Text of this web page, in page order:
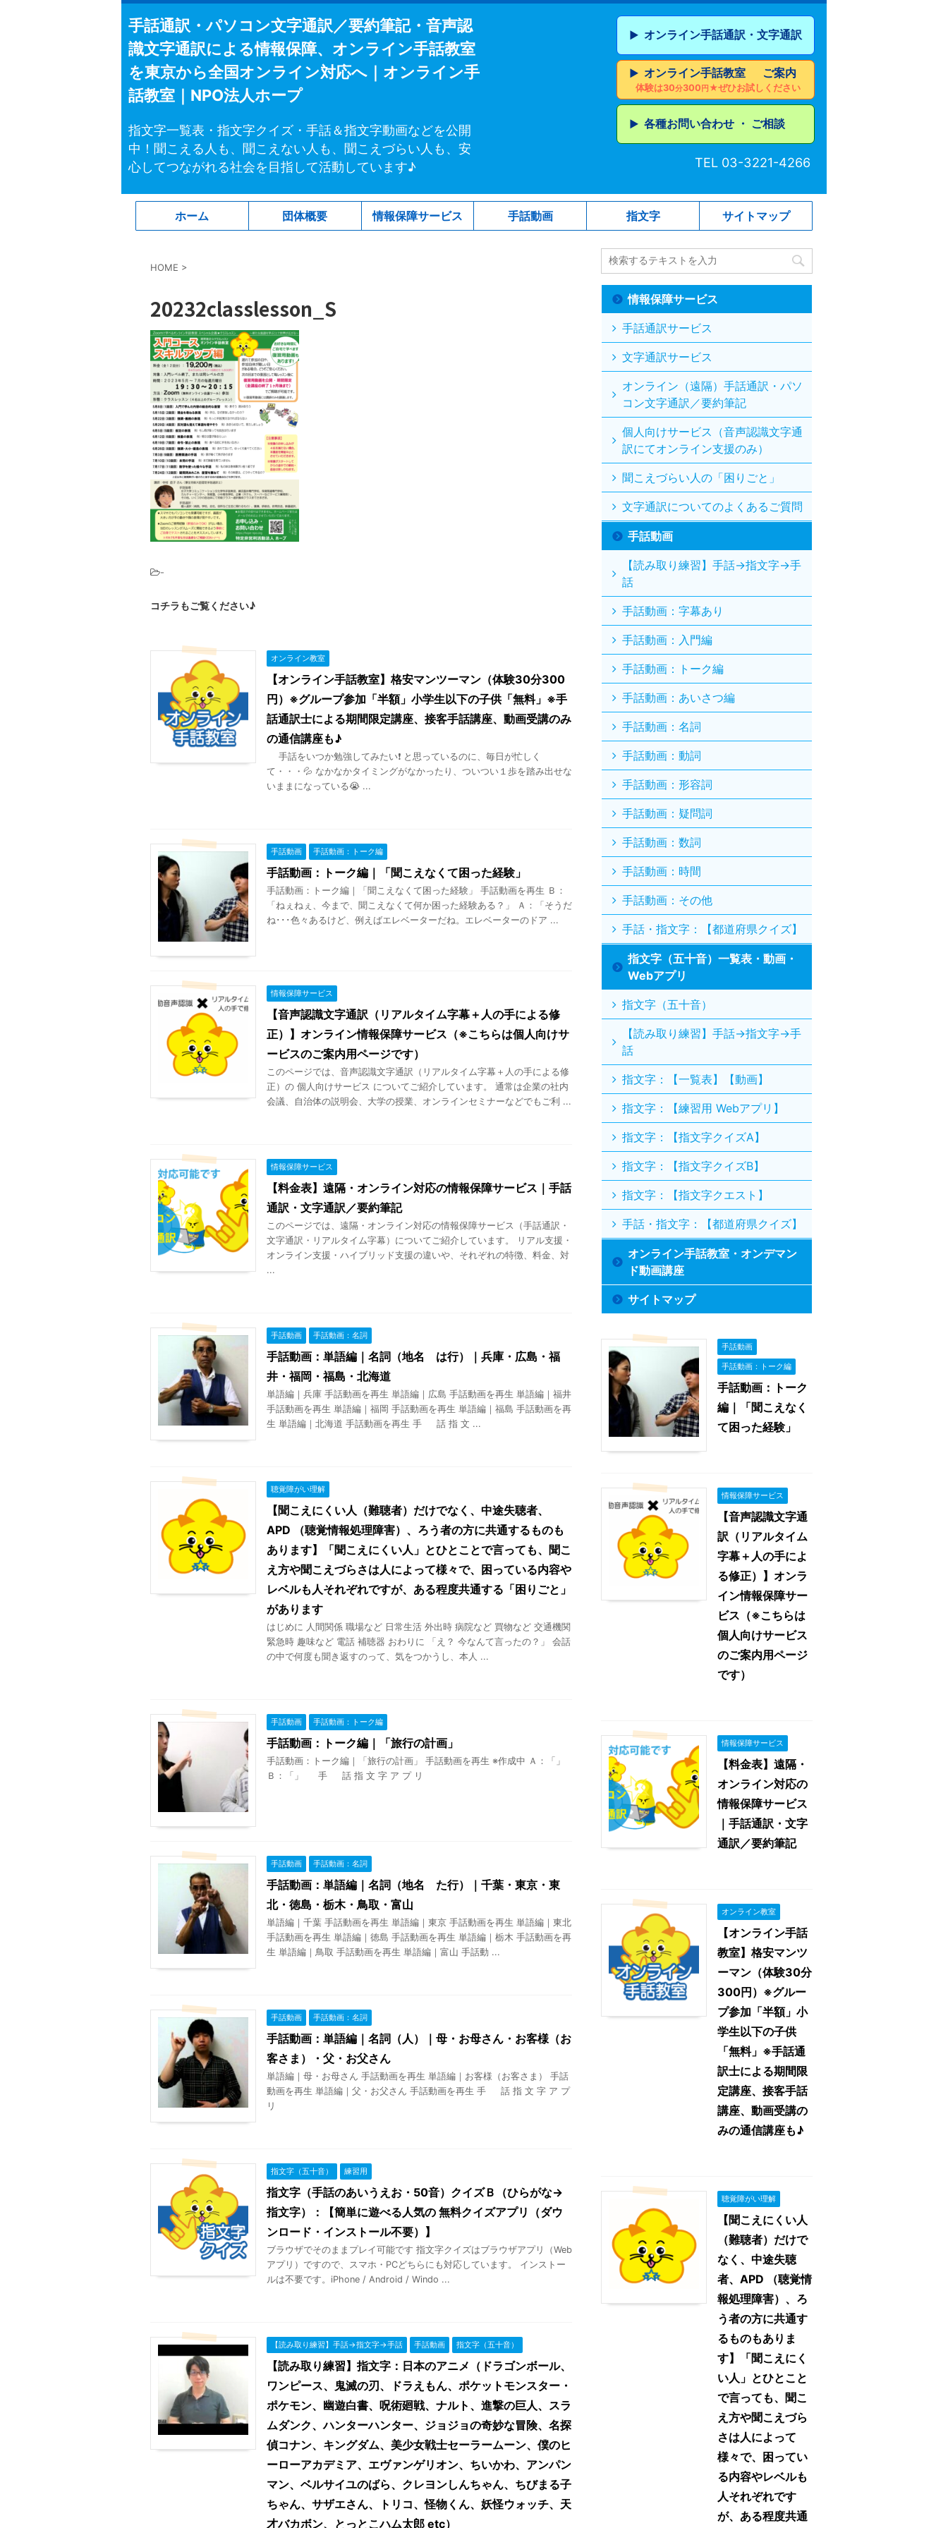
手話通訳・パソコン文字通訳／要約筆記・音声認
識文字通訳による情報保障、オンライン手話教室
を東京から全国オンライン対応へ｜オンライン手
話教室｜NPO法人ホープ
指文字一覧表・指文字クイズ・手話＆指文字動画などを公開
中！聞こえる人も、聞こえない人も、聞こえづらい人も、安
心してつながれる社会を目指して活動しています♪
▶︎ オンライン手話通訳・文字通訳
▶︎ オンライン手話教室 ご案内
体験は30分300円★ぜひお試しください
▶︎ 各種お問い合わせ ・ ご相談
TEL 03-3221-4266
ホーム 団体概要 情報保障サービス 手話動画 指文字 サイトマップ
HOME >
20232classlesson_S
-
コチラもご覧ください♪
オンライン教室
【オンライン手話教室】格安マンツーマン（体験30分300
円）※グループ参加「半額」小学生以下の子供「無料」※手
話通訳士による期間限定講座、接客手話講座、動画受講のみ
の通信講座も♪
手話をいつか勉強してみたい❗ と思っているのに、毎日が忙しく
て・・・💦 なかなかタイミングがなかったり、ついつい１歩を踏み出せな
いままになっている😭 ...
手話動画 手話動画：トーク編
手話動画：トーク編｜「聞こえなくて困った経験」
手話動画：トーク編｜「聞こえなくて困った経験」 手話動画を再生 Ｂ：
「ねぇねぇ、今まで、聞こえなくて何か困った経験ある？」 Ａ：「そうだ
ね･･･色々あるけど、例えばエレベーターだね。エレベーターのドア ...
情報保障サービス
【音声認識文字通訳（リアルタイム字幕＋人の手による修
正）】オンライン情報保障サービス（※こちらは個人向けサ
ービスのご案内用ページです）
このページでは、音声認識文字通訳（リアルタイム字幕＋人の手による修
正）の 個人向けサービス についてご紹介しています。 通常は企業の社内
会議、自治体の説明会、大学の授業、オンラインセミナーなどでもご利 ...
情報保障サービス
【料金表】遠隔・オンライン対応の情報保障サービス｜手話
通訳・文字通訳／要約筆記
このページでは、遠隔・オンライン対応の情報保障サービス（手話通訳・
文字通訳・リアルタイム字幕）についてご紹介しています。 リアル支援・
オンライン支援・ハイブリッド支援の違いや、それぞれの特徴、料金、対
...
手話動画 手話動画：名詞
手話動画：単語編｜名詞（地名 は行）｜兵庫・広島・福
井・福岡・福島・北海道
単語編｜兵庫 手話動画を再生 単語編｜広島 手話動画を再生 単語編｜福井
手話動画を再生 単語編｜福岡 手話動画を再生 単語編｜福島 手話動画を再
生 単語編｜北海道 手話動画を再生 手 話 指 文 ...
聴覚障がい理解
【聞こえにくい人（難聴者）だけでなく、中途失聴者、
APD （聴覚情報処理障害）、ろう者の方に共通するものも
あります】「聞こえにくい人」とひとことで言っても、聞こ
え方や聞こえづらさは人によって様々で、困っている内容や
レベルも人それぞれですが、ある程度共通する「困りごと」
があります
はじめに 人間関係 職場など 日常生活 外出時 病院など 買物など 交通機関
緊急時 趣味など 電話 補聴器 おわりに 「え？ 今なんて言ったの？」 会話
の中で何度も聞き返すのって、気をつかうし、本人 ...
手話動画 手話動画：トーク編
手話動画：トーク編｜「旅行の計画」
手話動画：トーク編｜「旅行の計画」 手話動画を再生 ※作成中 Ａ：「」
Ｂ：「」 手 話 指 文 字 ア プ リ
手話動画 手話動画：名詞
手話動画：単語編｜名詞（地名 た行）｜千葉・東京・東
北・徳島・栃木・鳥取・富山
単語編｜千葉 手話動画を再生 単語編｜東京 手話動画を再生 単語編｜東北
手話動画を再生 単語編｜徳島 手話動画を再生 単語編｜栃木 手話動画を再
生 単語編｜鳥取 手話動画を再生 単語編｜富山 手話動 ...
手話動画 手話動画：名詞
手話動画：単語編｜名詞（人）｜母・お母さん・お客様（お
客さま）・父・お父さん
単語編｜母・お母さん 手話動画を再生 単語編｜お客様（お客さま） 手話
動画を再生 単語編｜父・お父さん 手話動画を再生 手 話 指 文 字 ア プ
リ
指文字（五十音） 練習用
指文字（手話のあいうえお・50音）クイズＢ（ひらがな→
指文字）：【簡単に遊べる人気の 無料クイズアプリ（ダウ
ンロード・インストール不要）】
ブラウザでそのままプレイ可能です 指文字クイズはブラウザアプリ（Web
アプリ）ですので、スマホ・PCどちらにも対応しています。 インストー
ルは不要です。iPhone / Android / Windo ...
【読み取り練習】手話→指文字→手話 手話動画 指文字（五十音）
【読み取り練習】指文字：日本のアニメ（ドラゴンボール、
ワンピース、鬼滅の刃、ドラえもん、ポケットモンスター・
ポケモン、幽遊白書、呪術廻戦、ナルト、進撃の巨人、スラ
ムダンク、ハンターハンター、ジョジョの奇妙な冒険、名探
偵コナン、キングダム、美少女戦士セーラームーン、僕のヒ
ーローアカデミア、エヴァンゲリオン、ちいかわ、アンパン
マン、ベルサイユのばら、クレヨンしんちゃん、ちびまる子
ちゃん、サザエさん、トリコ、怪物くん、妖怪ウォッチ、天
才バカボン、とっとこハム太郎 etc）
情報保障サービス
手話通訳サービス
文字通訳サービス
オンライン（遠隔）手話通訳・パソ
コン文字通訳／要約筆記
個人向けサービス（音声認識文字通
訳にてオンライン支援のみ）
聞こえづらい人の「困りごと」
文字通訳についてのよくあるご質問
手話動画
【読み取り練習】手話→指文字→手
話
手話動画：字幕あり
手話動画：入門編
手話動画：トーク編
手話動画：あいさつ編
手話動画：名詞
手話動画：動詞
手話動画：形容詞
手話動画：疑問詞
手話動画：数詞
手話動画：時間
手話動画：その他
手話・指文字：【都道府県クイズ】
指文字（五十音）一覧表・動画・
Webアプリ
指文字（五十音）
【読み取り練習】手話→指文字→手
話
指文字：【一覧表】【動画】
指文字：【練習用 Webアプリ】
指文字：【指文字クイズA】
指文字：【指文字クイズB】
指文字：【指文字クエスト】
手話・指文字：【都道府県クイズ】
オンライン手話教室・オンデマン
ド動画講座
サイトマップ
手話動画
手話動画：トーク編
手話動画：トーク
編｜「聞こえなく
て困った経験」
情報保障サービス
【音声認識文字通
訳（リアルタイム
字幕＋人の手によ
る修正）】オンラ
イン情報保障サー
ビス（※こちらは
個人向けサービス
のご案内用ページ
です）
情報保障サービス
【料金表】遠隔・
オンライン対応の
情報保障サービス
｜手話通訳・文字
通訳／要約筆記
オンライン教室
【オンライン手話
教室】格安マンツ
ーマン（体験30分
300円）※グルー
プ参加「半額」小
学生以下の子供
「無料」※手話通
訳士による期間限
定講座、接客手話
講座、動画受講の
みの通信講座も♪
聴覚障がい理解
【聞こえにくい人
（難聴者）だけで
なく、中途失聴
者、APD （聴覚情
報処理障害）、ろ
う者の方に共通す
るものもありま
す】「聞こえにく
い人」とひとこと
で言っても、聞こ
え方や聞こえづら
さは人によって
様々で、困ってい
る内容やレベルも
人それぞれです
が、ある程度共通